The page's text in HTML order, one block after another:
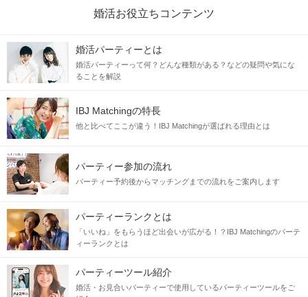
婚活お役立ちコンテンツ
婚活パーティーとは
婚活パーティーって何？どんな種類がある？などの疑問や気にな
ることを解説
IBJ Matchingの特長
他と比べてここが違う！IBJ Matchingが選ばれる理由とは
パーティー参加の流れ
パーティー予約後からマッチングまでの流れをご案内します
パーティーランクとは
「いいね」をもらうほど出会いが広がる！？IBJ Matchingのパーテ
ィーランクとは
パーティーツール紹介
婚活・お見合いパーティーで使用しているパーティーツールをご